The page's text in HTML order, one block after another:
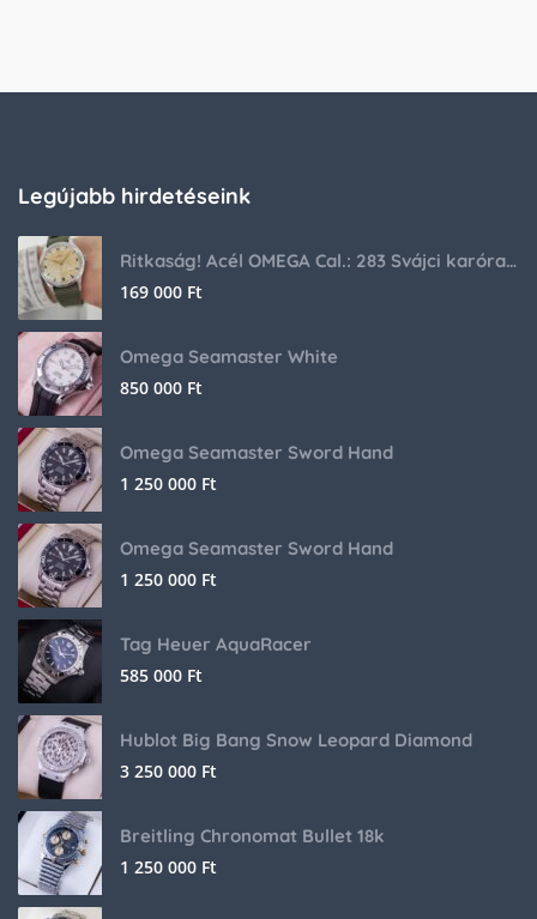
Legújabb hirdetéseink
Ritkaság! Acél OMEGA Cal.: 283 Svájci karóra 1953-ból!
169 000 Ft
Omega Seamaster White
850 000 Ft
Omega Seamaster Sword Hand
1 250 000 Ft
Omega Seamaster Sword Hand
1 250 000 Ft
Tag Heuer AquaRacer
585 000 Ft
Hublot Big Bang Snow Leopard Diamond
3 250 000 Ft
Breitling Chronomat Bullet 18k
1 250 000 Ft